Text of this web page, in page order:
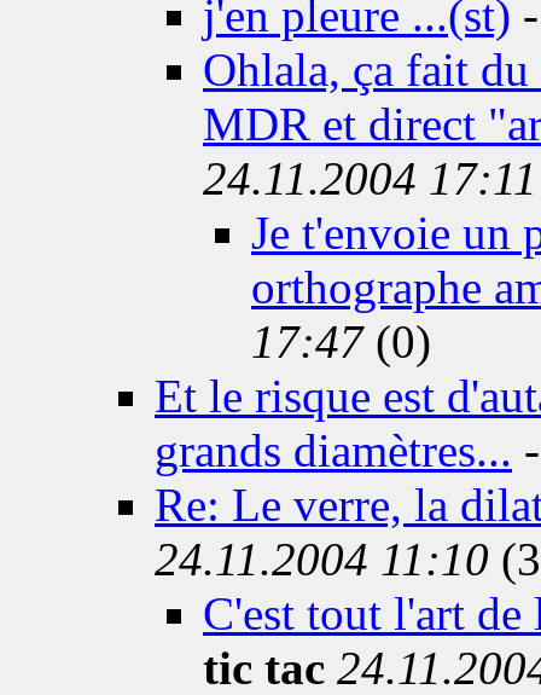
j'en pleure ...(st)
Ohlala, ça fait
MDR et direct
24.11.2004 17:11
Je t'envoie un
orthographe
17:47(0)
Et le risque est
grands diamètres...
Re: Le verre, la
24.11.2004 11:10
C'est tout l'art de
tic tac